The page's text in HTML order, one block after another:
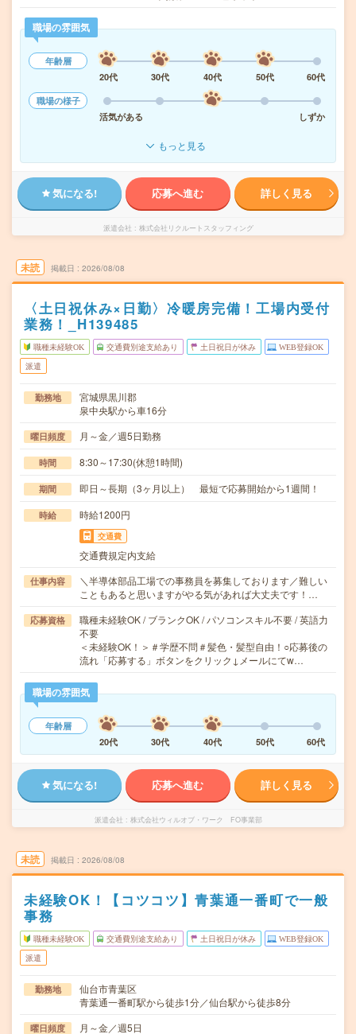
職場の雰囲気
年齢層
20代
30代 40代 50代
60代
職場の様子
活気がある
しずか
もっと見る
気になる! 応募へ進む 詳しく見る
派遣会社 株式会社リクルートスタッフィング
未読 掲載日 2026/08/08
〈土日祝休み×日勤〉冷暖房完備！工場内受付
業務！_H139485
職種未経験OK 交通費別途支給あり 土日祝日が休み WEB登録OK
派遣
勤務地
宮城県黒川郡
泉中央駅から車16分
曜日頻度 月～金／週5日勤務
時間 8:30～17:30(休憩1時間)
期間 即日～長期（3ヶ月以上） 最短で応募開始から1週間！
時給 時給1200円
交通費
交通費規定内支給
仕事内容
＼半導体部品工場での事務員を募集しております／難しい
こともあると思いますがやる気があれば大丈夫です！…
応募資格
職種未経験OK / ブランクOK / パソコンスキル不要 / 英語力
不要
＜未経験OK！＞＃学歴不問＃髪色・髪型自由！○応募後の
流れ「応募する」ボタンをクリック↓メールにてw…
職場の雰囲気
年齢層
20代
30代 40代 50代 60代
気になる! 応募へ進む 詳しく見る
派遣会社 株式会社ウィルオブ・ワーク FO事業部
未読 掲載日 2026/08/08
未経験OK！【コツコツ】青葉通一番町で一般
事務
職種未経験OK 交通費別途支給あり 土日祝日が休み WEB登録OK
派遣
勤務地
仙台市青葉区
青葉通一番町駅から徒歩1分／仙台駅から徒歩8分
曜日頻度 月～金／週5日